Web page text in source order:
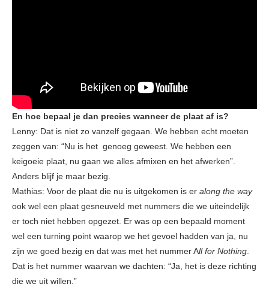
En hoe bepaal je dan precies wanneer de plaat af is?
Lenny: Dat is niet zo vanzelf gegaan. We hebben echt moeten
zeggen van: “Nu is het genoeg geweest. We hebben een
keigoeie plaat, nu gaan we alles afmixen en het afwerken”.
Anders blijf je maar bezig.
Mathias: Voor de plaat die nu is uitgekomen is er along the way
ook wel een plaat gesneuveld met nummers die we uiteindelijk
er toch niet hebben opgezet. Er was op een bepaald moment
wel een turning point waarop we het gevoel hadden van ja, nu
zijn we goed bezig en dat was met het nummer All for Nothing
Dat is het nummer waarvan we dachten: “Ja, het is deze richting
die we uit willen.”